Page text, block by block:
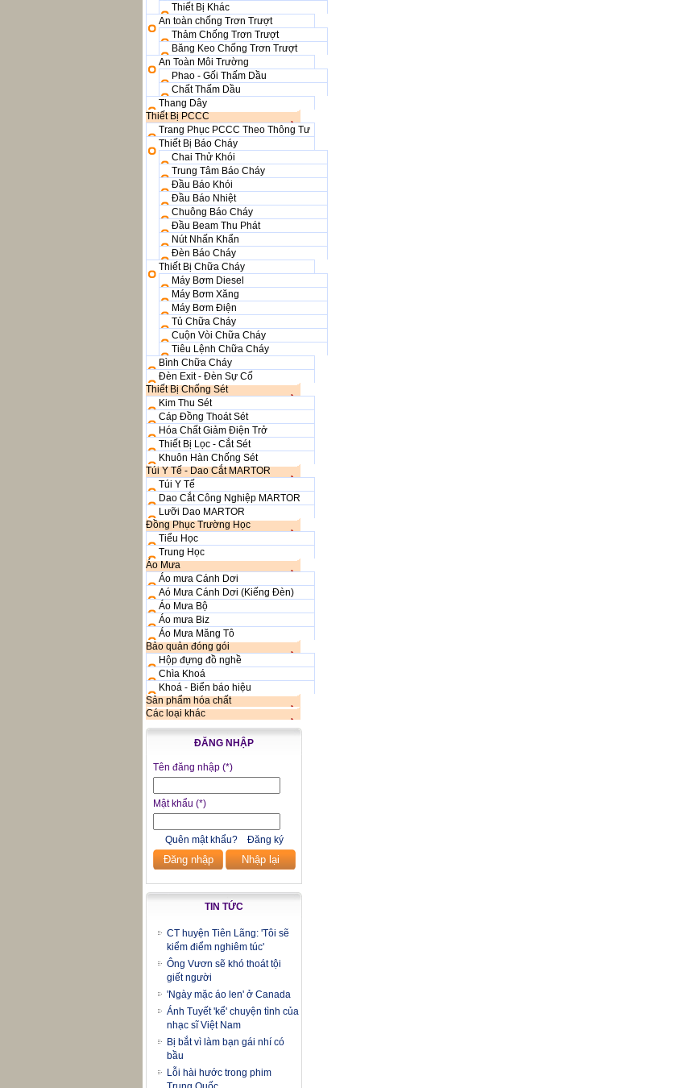
Thiết Bị Khác
An toàn chống Trơn Trượt
Thảm Chống Trơn Trượt
Băng Keo Chống Trơn Trượt
An Toàn Môi Trường
Phao - Gối Thấm Dầu
Chất Thấm Dầu
Thang Dây
Thiết Bị PCCC
Trang Phục PCCC Theo Thông Tư
Thiết Bị Báo Cháy
Chai Thử Khói
Trung Tâm Báo Cháy
Đầu Báo Khói
Đầu Báo Nhiệt
Chuông Báo Cháy
Đầu Beam Thu Phát
Nút Nhấn Khẩn
Đèn Báo Cháy
Thiết Bị Chữa Cháy
Máy Bơm Diesel
Máy Bơm Xăng
Máy Bơm Điện
Tủ Chữa Cháy
Cuộn Vòi Chữa Cháy
Tiêu Lệnh Chữa Cháy
Bình Chữa Cháy
Đèn Exit - Đèn Sự Cố
Thiết Bị Chống Sét
Kim Thu Sét
Cáp Đồng Thoát Sét
Hóa Chất Giảm Điện Trở
Thiết Bị Lọc - Cắt Sét
Khuôn Hàn Chống Sét
Túi Y Tế - Dao Cắt MARTOR
Túi Y Tế
Dao Cắt Công Nghiệp MARTOR
Lưỡi Dao MARTOR
Đồng Phục Trường Học
Tiểu Học
Trung Học
Áo Mưa
Áo mưa Cánh Dơi
Aó Mưa Cánh Dơi (Kiếng Đèn)
Áo Mưa Bộ
Áo mưa Biz
Áo Mưa Măng Tô
Bảo quản đóng gói
Hộp đựng đồ nghề
Chìa Khoá
Khoá - Biển báo hiệu
Sản phẩm hóa chất
Các loại khác
ĐĂNG NHẬP
Tên đăng nhập (*)
Mật khẩu (*)
Quên mật khẩu? Đăng ký
Đăng nhập Nhập lại
TIN TỨC
CT huyện Tiên Lãng: 'Tôi sẽ
kiểm điểm nghiêm túc'
Ông Vươn sẽ khó thoát tội
giết người
'Ngày mặc áo len' ở Canada
Ánh Tuyết 'kể' chuyện tình của
nhạc sĩ Việt Nam
Bị bắt vì làm bạn gái nhí có
bầu
Lỗi hài hước trong phim